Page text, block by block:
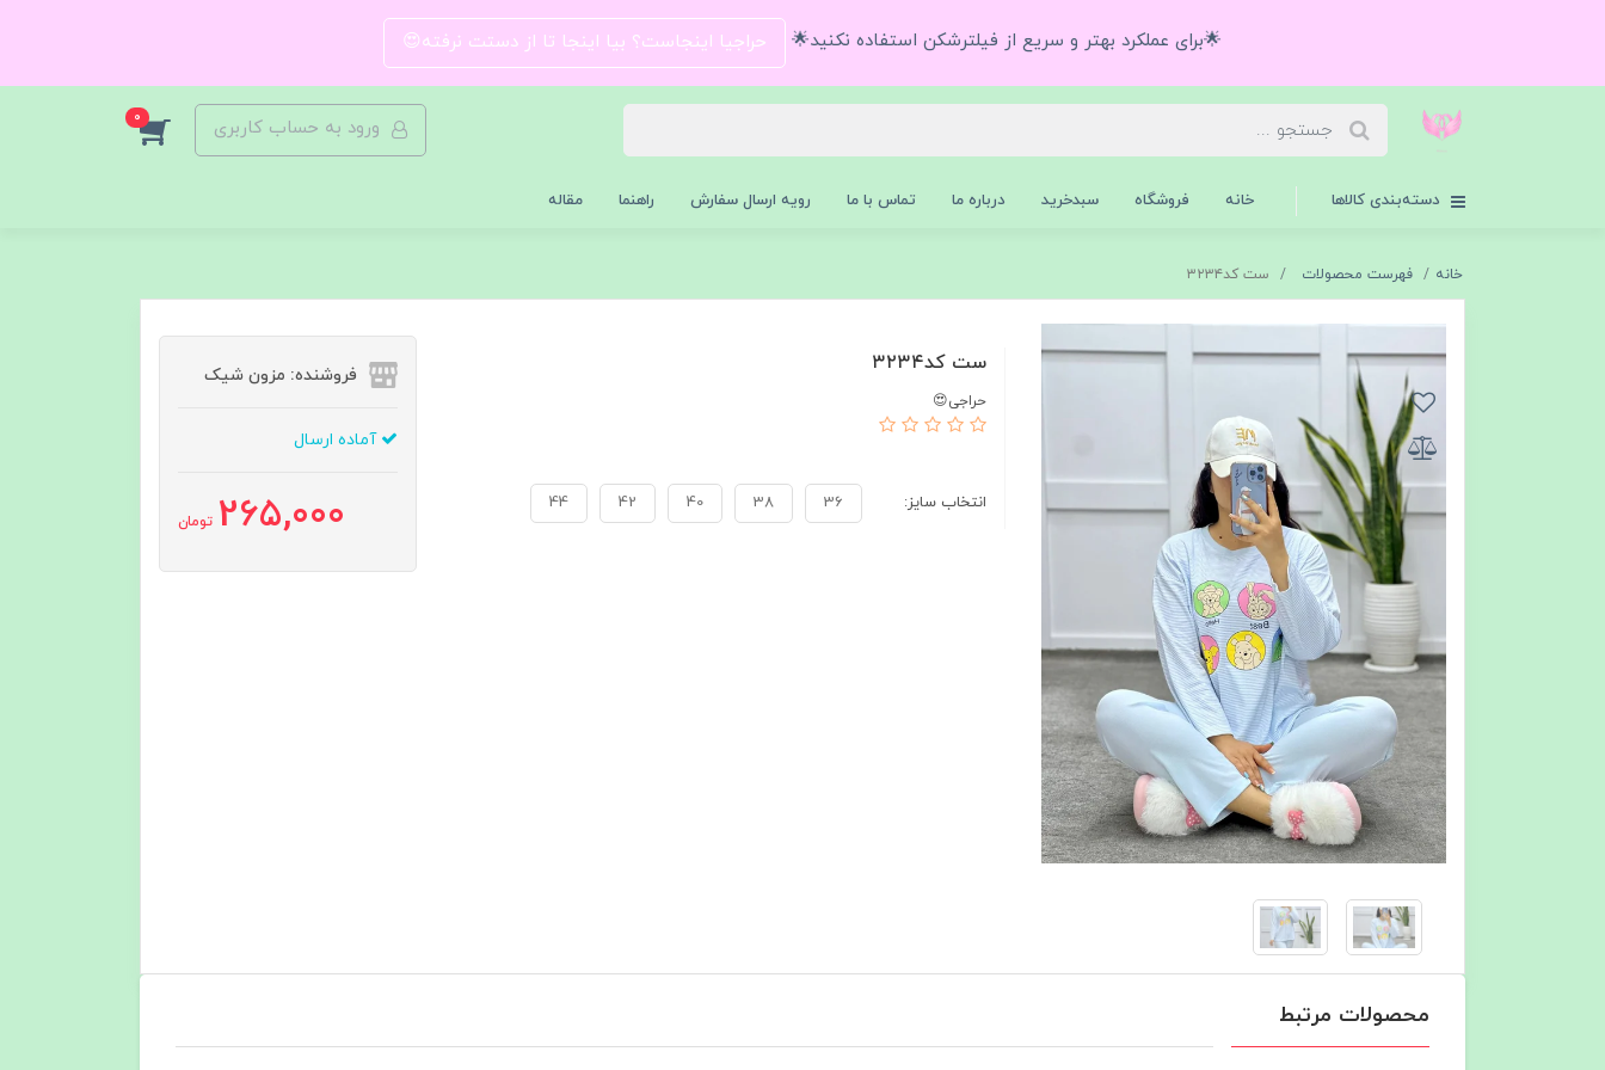
🌟برای عملکرد بهتر و سریع از فیلترشکن استفاده نکنید🌟 حراجیا اینجاست؟ بیا اینجا تا از دستت نرفته😍
ورود به حساب کاربری 0
دسته‌بندی کالاها خانه فروشگاه سبدخرید درباره ما تماس با ما رویه ارسال سفارش راهنما مقاله
خانه فهرست محصولات ست کد۳۲۳۴
ست کد۳۲۳۴
حراجی😍
انتخاب سایز: 36
38
40
42
44
فروشنده: مزون شیک
آماده ارسال
265,000 تومان
محصولات مرتبط